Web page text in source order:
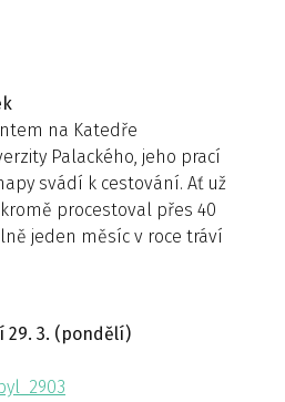
na Katedře
Palackého, jeho prací
svádí k cestování. Ať už
procestoval přes 40
jeden měsíc v roce tráví
29. 3. (pondělí)